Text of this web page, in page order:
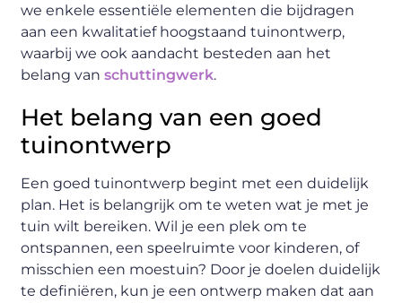
we enkele essentiële elementen die bijdragen
aan een kwalitatief hoogstaand tuinontwerp,
waarbij we ook aandacht besteden aan het
belang vanschuttingwerk.
Het belang van een goed
tuinontwerp
Een goed tuinontwerp begint met een duidelijk
plan. Het is belangrijk om te weten wat je met je
tuin wilt bereiken. Wil je een plek om te
ontspannen, een speelruimte voor kinderen, of
misschien een moestuin? Door je doelen duidelijk
te definiëren, kun je een ontwerp maken dat aan